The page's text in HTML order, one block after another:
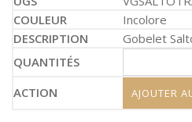
Incolore
Gobelet
AJOUTER